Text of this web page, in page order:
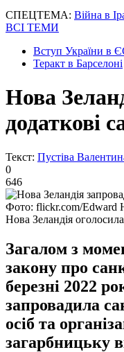
СПЕЦТЕМА: Війна в
ВСІ ТЕМИ
Вступ України в
Теракт в Барселоні
Нова
додаткові
Текст: Пустіва
0
646
Фото: flickr.com/Edward
Нова Зеландія
Загалом з
закону про
березні 2022
запровадила
осіб та
загарбницьку